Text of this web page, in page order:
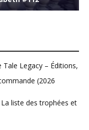
Tale Legacy – Éditions,
(2026
liste des trophées et